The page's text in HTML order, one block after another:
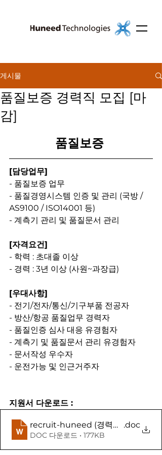
게시물
품질보증 경력직 모집 [마
감]
품질보증
[담당업무]
- 품질보증 업무
- 품질경영시스템 인증 및 관리 (국방 /
AS9100 / ISO14001 등)
- 계측기 관리 및 품질문서 관리
[자격요건]
- 학력 : 초대졸 이상
- 경력 : 3년 이상 (사원~과장급)
[우대사항]
- 전기/전자/통신/기구부품 전공자
- 방산/항공 품질업무 경력자
- 품질인증 심사 대응 유경험자
- 계측기 및 품질문서 관리 유경험자
- 문서작성 우수자
- 운전가능 및 인근거주자
지원서 다운로드 :
recruit-huneed (경력사원용)
.doc
DOC 다운로드 • 177KB